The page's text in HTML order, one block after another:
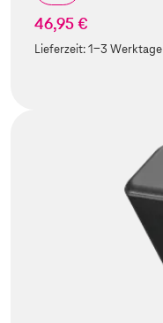
46,95 €
Lieferzeit:1-3 Werktage